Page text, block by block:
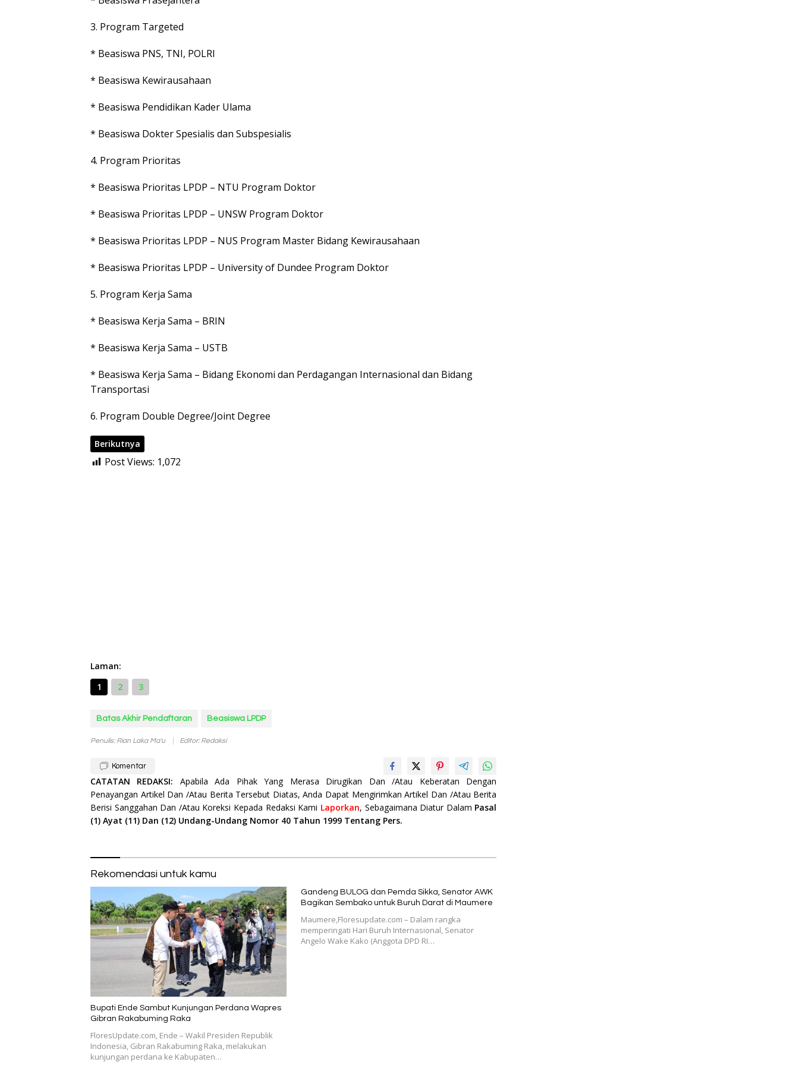
3. Program Targeted
* Beasiswa PNS, TNI, POLRI
* Beasiswa Kewirausahaan
* Beasiswa Pendidikan Kader Ulama
* Beasiswa Dokter Spesialis dan Subspesialis
4. Program Prioritas
* Beasiswa Prioritas LPDP – NTU Program Doktor
* Beasiswa Prioritas LPDP – UNSW Program Doktor
* Beasiswa Prioritas LPDP – NUS Program Master Bidang Kewirausahaan
* Beasiswa Prioritas LPDP – University of Dundee Program Doktor
5. Program Kerja Sama
* Beasiswa Kerja Sama – BRIN
* Beasiswa Kerja Sama – USTB
* Beasiswa Kerja Sama – Bidang Ekonomi dan Perdagangan Internasional dan Bidang
Transportasi
6. Program Double Degree/Joint Degree
Berikutnya
Post Views: 1,072
Laman:
1
2 3
Batas Akhir Pendaftaran Beasiswa LPDP
Penulis: Rian Laka Ma'u Editor: Redaksi
Komentar
CATATAN REDAKSI: Apabila Ada Pihak Yang Merasa Dirugikan Dan /Atau Keberatan Dengan
Penayangan Artikel Dan /Atau Berita Tersebut Diatas, Anda Dapat Mengirimkan Artikel Dan /Atau Berita
Berisi Sanggahan Dan /Atau Koreksi Kepada Redaksi Kami Laporkan, Sebagaimana Diatur Dalam Pasal
(1) Ayat (11) Dan (12) Undang-Undang Nomor 40 Tahun 1999 Tentang Pers.
Rekomendasi untuk kamu
Bupati Ende Sambut Kunjungan Perdana Wapres
Gibran Rakabuming Raka
FloresUpdate.com, Ende – Wakil Presiden Republik
Indonesia, Gibran Rakabuming Raka, melakukan
kunjungan perdana ke Kabupaten…
Gandeng BULOG dan Pemda Sikka, Senator AWK
Bagikan Sembako untuk Buruh Darat di Maumere
Maumere,Floresupdate.com – Dalam rangka
memperingati Hari Buruh Internasional, Senator
Angelo Wake Kako (Anggota DPD RI…